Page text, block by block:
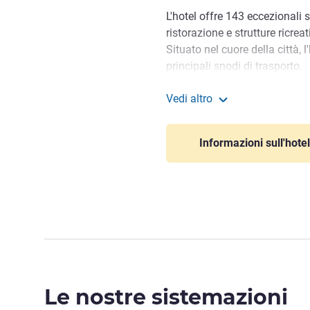
L'hotel offre 143 eccezionali
ristorazione e strutture
Situato nel cuore della città,
principali snodi di trasporto.
Located in the heart of the
Dabolim Airport, where
convenience.
Vedi altro
Informazioni sull'hotel
Le nostre sistemazioni